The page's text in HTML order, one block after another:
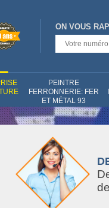
ON VOUS
PEINTRE
FERRONNERIE: FER
ET MÉTAL 93